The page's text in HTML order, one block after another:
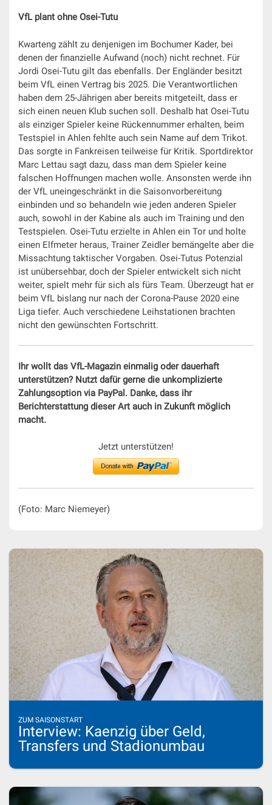
VfL plant ohne Osei-Tutu
Kwarteng zählt zu denjenigen im Bochumer Kader, bei
denen der finanzielle Aufwand (noch) nicht rechnet. Für
Jordi Osei-Tutu gilt das ebenfalls. Der Engländer besitzt
beim VfL einen Vertrag bis 2025. Die Verantwortlichen
haben dem 25-Jährigen aber bereits mitgeteilt, dass er
sich einen neuen Klub suchen soll. Deshalb hat Osei-Tutu
als einziger Spieler keine Rückennummer erhalten, beim
Testspiel in Ahlen fehlte auch sein Name auf dem Trikot.
Das sorgte in Fankreisen teilweise für Kritik. Sportdirektor
Marc Lettau sagt dazu, dass man dem Spieler keine
falschen Hoffnungen machen wolle. Ansonsten werde ihn
der VfL uneingeschränkt in die Saisonvorbereitung
einbinden und so behandeln wie jeden anderen Spieler
auch, sowohl in der Kabine als auch im Training und den
Testspielen. Osei-Tutu erzielte in Ahlen ein Tor und holte
einen Elfmeter heraus, Trainer Zeidler bemängelte aber die
Missachtung taktischer Vorgaben. Osei-Tutus Potenzial
ist unübersehbar, doch der Spieler entwickelt sich nicht
weiter, spielt mehr für sich als fürs Team. Überzeugt hat er
beim VfL bislang nur nach der Corona-Pause 2020 eine
Liga tiefer. Auch verschiedene Leihstationen brachten
nicht den gewünschten Fortschritt.
Ihr wollt das VfL-Magazin einmalig oder dauerhaft
unterstützen? Nutzt dafür gerne die unkomplizierte
Zahlungsoption via PayPal. Danke, dass ihr
Berichterstattung dieser Art auch in Zukunft möglich
macht.
Jetzt unterstützen!
(Foto: Marc Niemeyer)
ZUM SAISONSTART
Interview: Kaenzig über Geld,
Transfers und Stadionumbau